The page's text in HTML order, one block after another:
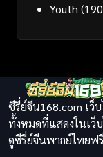
Youth
ซีรี่ย์จีน168.com เว็
ทั้งหมดที่แสดงในเว็
ดูซีรี่ย์จีนพากย์ไทยฟ